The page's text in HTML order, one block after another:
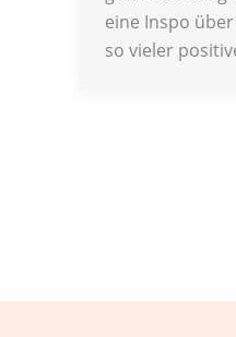
eine Inspo
so vieler